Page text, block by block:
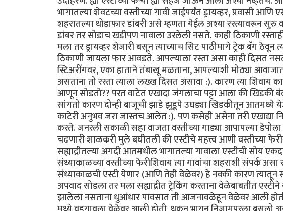
भागातल्या शेवटच्या वस्तीच्या गावी जाईपर्यंत ड्रायव्हर, प्रवासी
शहरातल्या थोडाफार डांबरी असे म्हणता येईल अश्या रस्त्यावरून सुरु
डांबर तर सोडाच खडीपण नावाला उरलेली नसते. काही ठिकाणी
मला तर ड्रायव्हर शेजारी बसून त्याच्याच सिट पाठीमागे ट्रेक बॅग ठेवून
ठिकाणी जायला फार आवडते. आपल्याला रस्ता असा काही दिसत
स्टिअरींगवर, एका हाताने तंबाखू मळताना, आपल्याशी मोठ्या
असताना तो रस्ता त्याला लख्ख दिसत असावा :). कारण त्या शिवाय
आणून सोडतो?? परत वाटेत एखादा जंगलाचा पट्टा आला की खिडकी
सांगतो कारण दोन्ही बाजूची झाडे झुडूपे उघड्या खिडकीतून आतमध्ये
काटेरी अनुभव जरा जास्तच आलेत :). पण कसेही असेना तरी एखाद्या
करते. जनरली सकाळी सहा वाजता वस्तीच्या गाड्या आपापल्या डेपोला
चढणारी शाळकरी मुले बघीतली की एस्टीचे महत्त्व आणी वस्तीच्या
सह्याद्रीतल्या अगदी आतमधील भागातल्या गावाला एस्टीची सोय
संध्याकाळच्या वस्तीच्या फेरीशिवाय त्या गावांचा शहराशी संपर्क
संध्याकाळची एस्टी येणार (आणि तेही वेळेवर) हे नक्की कारण
अपवाद सोडला तर मला सह्याद्रीत ट्रेकिंग करताना वेळेबाबतीत
झालेला नसताना धुआंधार पावसात ती आजनावळेहून वेळेवर आली